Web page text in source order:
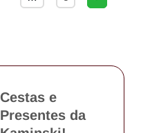
Cestas e
Presentes da